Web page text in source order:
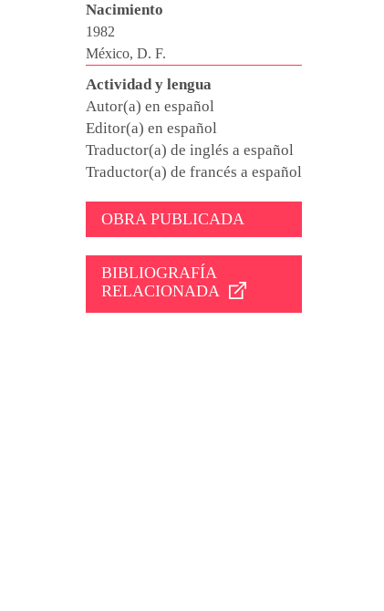
Nacimiento
1982
México, D. F.
Actividad y lengua
Autor(a) en español
Editor(a) en español
Traductor(a) de inglés a español
Traductor(a) de francés a español
OBRA PUBLICADA
BIBLIOGRAFÍA
RELACIONADA